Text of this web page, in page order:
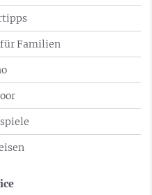
Familien